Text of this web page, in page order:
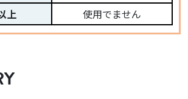
上
使用でません